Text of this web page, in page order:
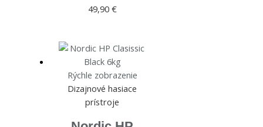
49,90 €
Rýchle zobrazenie
Dizajnové hasiace
prístroje